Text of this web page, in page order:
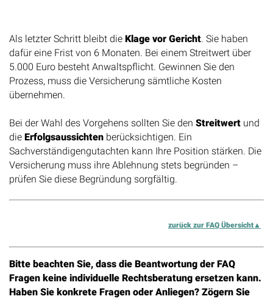
Als letzter Schritt bleibt die Klage vor Gericht. Sie haben
dafür eine Frist von 6 Monaten. Bei einem Streitwert über
5.000 Euro besteht Anwaltspflicht. Gewinnen Sie den
Prozess, muss die Versicherung sämtliche Kosten
übernehmen.
Bei der Wahl des Vorgehens sollten Sie den Streitwert und
die Erfolgsaussichten berücksichtigen. Ein
Sachverständigengutachten kann Ihre Position stärken. Die
Versicherung muss ihre Ablehnung stets begründen –
prüfen Sie diese Begründung sorgfältig.
zurück zur FAQ Übersicht
Bitte beachten Sie, dass die Beantwortung der FAQ
Fragen keine individuelle Rechtsberatung ersetzen kann.
Haben Sie konkrete Fragen oder Anliegen? Zögern Sie